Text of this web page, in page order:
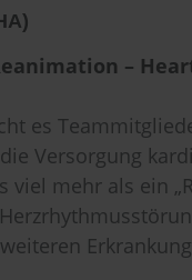
– Heart
es
Versorgung
mehr als ein